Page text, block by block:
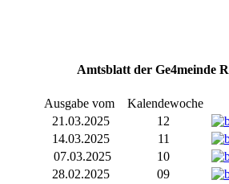
Amtsblatt der Ge4meinde
Ausgabe vom Kalendewoche
21.03.2025
12
14.03.2025
11
07.03.2025
10
28.02.2025
09